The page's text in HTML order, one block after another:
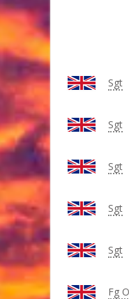
Sgt
Sgt
Sgt
Sgt
Sgt
Fg